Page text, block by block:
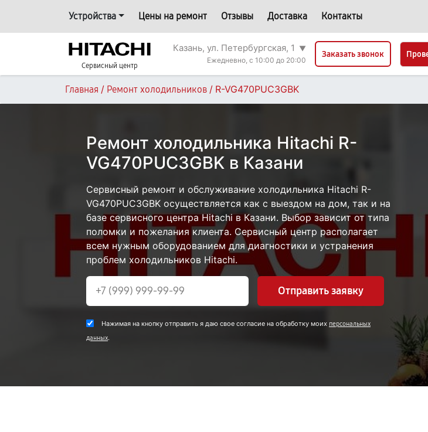
Устройства Цены на ремонт Отзывы Доставка Контакты
Сервисный центр
Казань, ул. Петербургская, 1
▼
Ежедневно, с 10:00 до 20:00
Заказать звонок
Главная / Ремонт холодильников / R-VG470PUC3GBK
Ремонт холодильника Hitachi R-
VG470PUC3GBK в Казани
Сервисный ремонт и обслуживание холодильника Hitachi R-
VG470PUC3GBK осуществляется как с выездом на дом, так и на
базе сервисного центра Hitachi в Казани. Выбор зависит от типа
поломки и пожелания клиента. Сервисный центр располагает
всем нужным оборудованием для диагностики и устранения
проблем холодильников Hitachi.
Отправить заявку
Нажимая на кнопку отправить я даю свое согласие на обработку моих персональных
данных.